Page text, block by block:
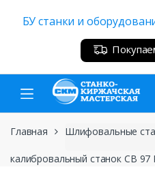
БУ станки и
Главная Шлифовальные
калибровальный станок CB 97